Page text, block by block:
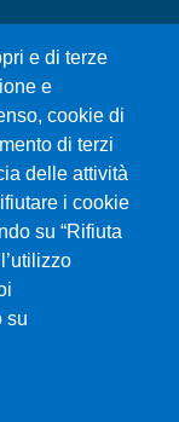
e di terze
e
cookie di
di terzi
delle attività
i cookie
su “Rifiuta
su